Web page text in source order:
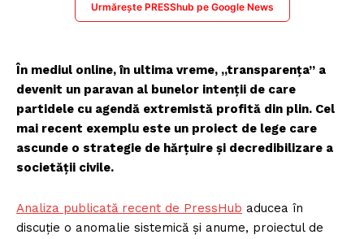
Urmărește PRESShub pe Google News
În mediul online, în ultima vreme, „transparența” a
devenit un paravan al bunelor intenții de care
partidele cu agendă extremistă profită din plin. Cel
mai recent exemplu este un proiect de lege care
ascunde o strategie de hărțuire și decredibilizare a
societății civile.
Analiza publicată recent de PressHub aducea în
discuție o anomalie sistemică și anume, proiectul de